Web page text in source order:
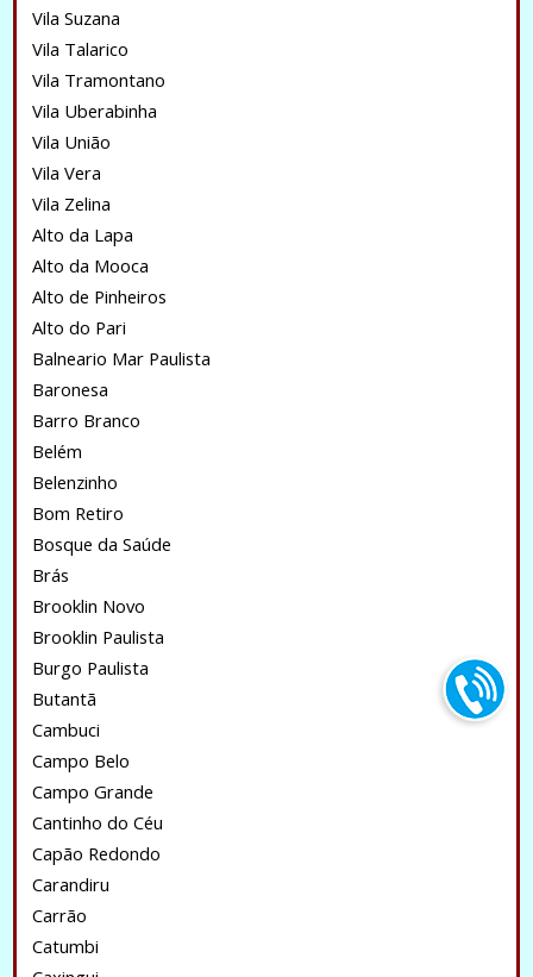
Vila Suzana
Vila Talarico
Vila Tramontano
Vila Uberabinha
Vila União
Vila Vera
Vila Zelina
Alto da Lapa
Alto da Mooca
Alto de Pinheiros
Alto do Pari
Balneario Mar Paulista
Baronesa
Barro Branco
Belém
Belenzinho
Bom Retiro
Bosque da Saúde
Brás
Brooklin Novo
Brooklin Paulista
Burgo Paulista
Butantã
Cambuci
Campo Belo
Campo Grande
Cantinho do Céu
Capão Redondo
Carandiru
Carrão
Catumbi